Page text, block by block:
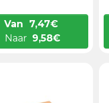
Van 7,47€
Naar 9,58€